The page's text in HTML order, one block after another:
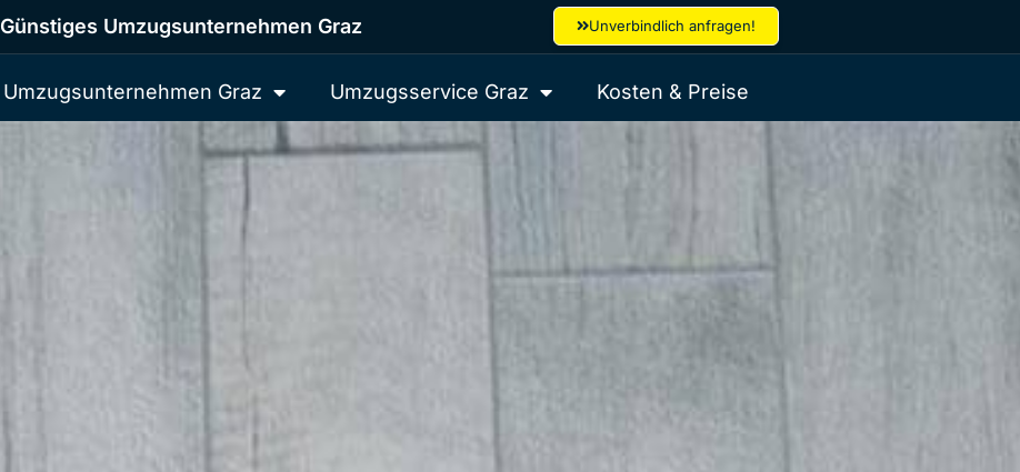
Günstiges Umzugsunternehmen Graz Unverbindlich anfragen!
Umzugsunternehmen Graz Umzugsservice Graz Kosten & Preise